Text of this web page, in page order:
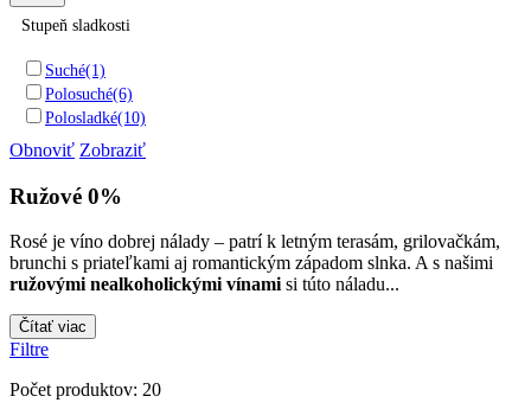
Stupeň sladkosti
Suché(1)
Polosuché(6)
Polosladké(10)
Obnoviť Zobraziť
Ružové 0%
Rosé je víno dobrej nálady – patrí k letným terasám, grilovačkám,
brunchi s priateľkami aj romantickým západom slnka. A s našimi
ružovými nealkoholickými vínamisi túto náladu...
Čítať viac
Filtre
Počet produktov: 20